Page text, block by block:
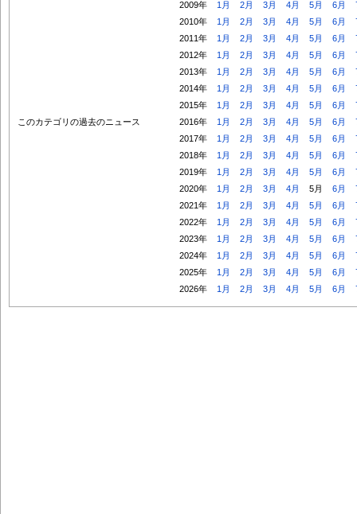
このカテゴリの過去のニュース
2009年 1月 2月 3月 4月 5月 6月
2010年
1月 2月 3月 4月 5月 6月
2011年
1月 2月 3月 4月 5月 6月
2012年
1月 2月 3月 4月 5月 6月
2013年
1月 2月 3月 4月 5月 6月
2014年
1月 2月 3月 4月 5月 6月
2015年
1月 2月 3月 4月 5月 6月
2016年
1月 2月 3月 4月 5月 6月
2017年
1月 2月 3月 4月 5月 6月
2018年
1月 2月 3月 4月 5月 6月
2019年
1月 2月 3月 4月 5月 6月
2020年
1月 2月 3月 4月 5月 6月
2021年
1月 2月 3月 4月 5月 6月
2022年
1月 2月 3月 4月 5月 6月
2023年
1月 2月 3月 4月 5月 6月
2024年
1月 2月 3月 4月 5月 6月
2025年
1月 2月 3月 4月 5月 6月
2026年
1月 2月 3月 4月 5月 6月